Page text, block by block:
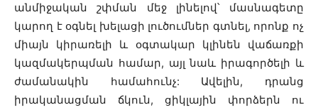
անմիջական շփման մեջ լինելով՝ մասնագետը
կարող է օգնել խելացի լուծումներ գտնել, որոնք ոչ
միայն կիրառելի և օգտակար կլինեն վաճառքի
կազմակերպման համար, այլ նաև իրագործելի և
ժամանակին համահունչ: Ավելին, դրանց
իրականացման ճկուն, ցիկլային փորձերն ու